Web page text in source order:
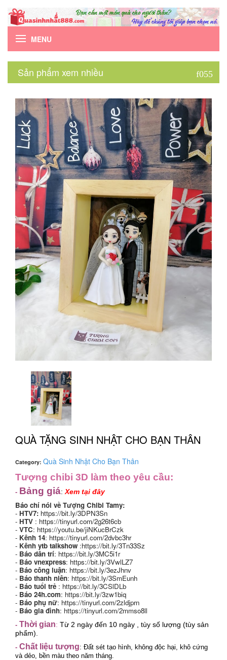
MENU
Sản phẩm xem nhiều
QUÀ TẶNG SINH NHẬT CHO BẠN THÂN
Category: Quà Sinh Nhật Cho Bạn Thân
Tượng chibi 3D làm theo yêu cầu:
- Bảng giá: Xem tại đây
Báo chí nói về Tượng Chibi Tamy:
- HTV7: https://bit.ly/3DPN3Sn
- HTV : https://tinyurl.com/2g26t6cb
- VTC: https://youtu.be/jiNKucBrCzk
- Kênh 14: https://tinyurl.com/2dvbc3hr
- Kênh ytb talkshow :https://bit.ly/3Tn33Sz
- Báo dân trí: https://bit.ly/3MC5i1r
- Báo vnexpress: https://bit.ly/3VwlLZ7
- Báo công luận: https://bit.ly/3ezJhnv
- Báo thanh niên: https://bit.ly/3SmEunh
- Báo tuổi trẻ : https://bit.ly/3CSlDLb
- Báo 24h.com: https://bit.ly/3zw1biq
- Báo phụ nữ: https://tinyurl.com/2zldjprn
- Báo gia đình: https://tinyurl.com/2mmso8ll
- Thời gian: Từ 2 ngày đến 10 ngày , tùy số lượng (tùy sản
phẩm).
- Chất liệu tượng: Đất sét tạo hình, không độc hại, khô cứng
và dẻo, bền màu theo năm tháng.